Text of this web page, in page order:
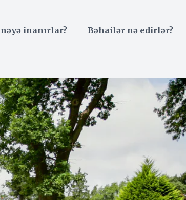
inanırlar? Bəhailər nə edirlər?